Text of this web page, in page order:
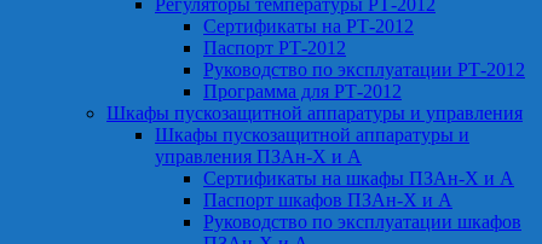
Регуляторы температуры РТ-2012
Сертификаты на РТ-2012
Паспорт РТ-2012
Руководство по эксплуатации РТ-2012
Программа для РТ-2012
Шкафы пускозащитной аппаратуры и управления
Шкафы пускозащитной аппаратуры и
управления ПЗАн-Х и А
Сертификаты на шкафы ПЗАн-Х и А
Паспорт шкафов ПЗАн-Х и А
Руководство по эксплуатации шкафов